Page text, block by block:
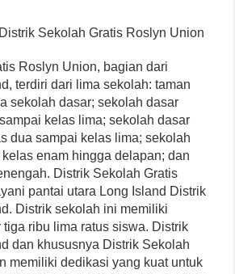
Sekolah Gratis Roslyn Union
Roslyn Union, bagian dari
terdiri dari lima sekolah: taman
sekolah dasar; sekolah dasar
kelas lima; sekolah dasar
dua sampai kelas lima; sekolah
enam hingga delapan; dan
Distrik Sekolah Gratis
pantai utara Long Island Distrik
Distrik sekolah ini memiliki
tiga ribu lima ratus siswa. Distrik
dan khususnya Distrik Sekolah
memiliki dedikasi yang kuat untuk